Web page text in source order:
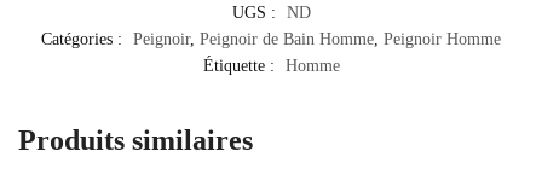
UGS :
ND
Catégories :
Peignoir, Peignoir de Bain Homme, Peignoir Homme
Étiquette :
Homme
Produits similaires